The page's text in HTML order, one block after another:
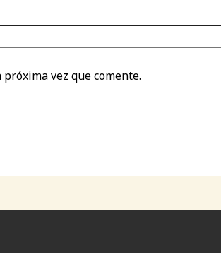
vez que comente.